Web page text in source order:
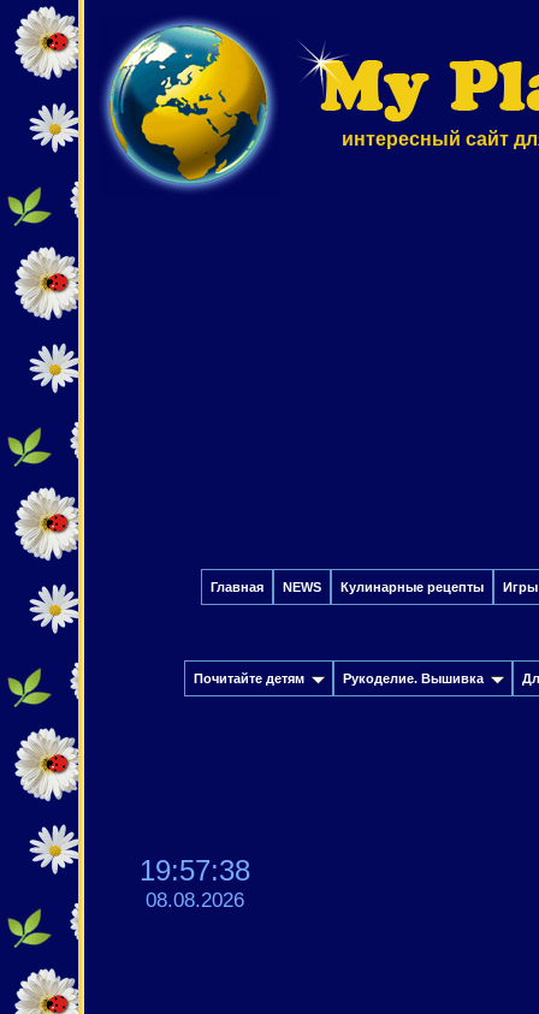
интересный сайт
Главная NEWS Кулинарные рецепты Игры
Почитайте детям Рукоделие. Вышивка
19:57:38
08.08.2026